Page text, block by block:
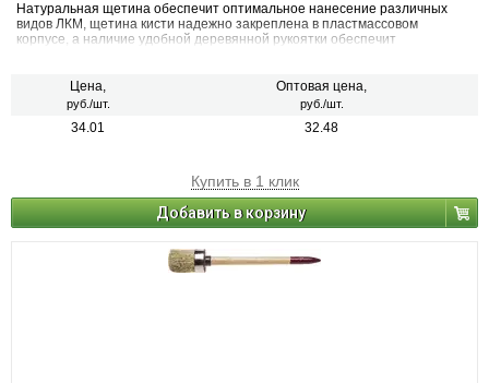
Натуральная щетина обеспечит оптимальное нанесение различных
видов ЛКМ, щетина кисти надежно закреплена в пластмассовом
корпусе, а наличие удобной деревянной рукоятки обеспечит
Цена,
руб./шт.
Оптовая цена,
руб./шт.
34.01 32.48
Купить в 1 клик
Добавить в корзину